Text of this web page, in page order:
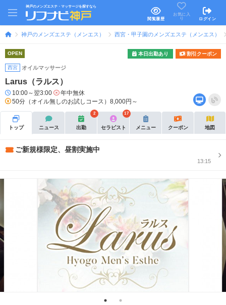
神戸のメンズエステ・マッサージを探すなら
閲覧履歴
お気に入
り
ログイン
神戸のメンズエステ（メンエス） 西宮・甲子園のメンズエステ（メンエス）
OPEN 本日出勤あり 割引クーポン
西宮 オイルマッサージ
Larus（ラルス）
10:00～翌3:00
年中無休
50分（オイル無しのお試しコース）8,000円～
トップ ニュース 出勤
2
セラピスト
17
メニュー クーポン 地図
ご新規様限定、昼割実施中
13:15